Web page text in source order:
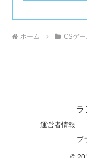
ホーム CSゲー
運営者情報
プ